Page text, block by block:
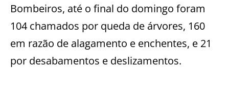
Bombeiros, até o final do domingo foram
104 chamados por queda de árvores, 160
em razão de alagamento e enchentes, e 21
por desabamentos e deslizamentos.